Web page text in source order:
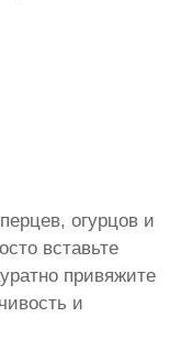
огурцов и
вставьте
привяжите
и